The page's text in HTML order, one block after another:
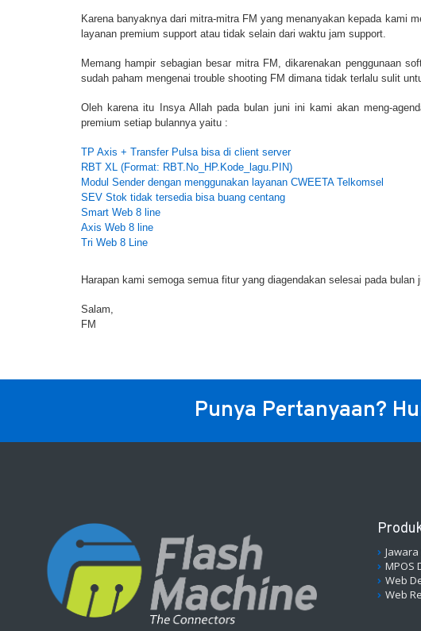
Karena banyaknya dari mitra-mitra FM yang menanyakan kepada kami
layanan premium support atau tidak selain dari waktu jam support.
Memang hampir sebagian besar mitra FM, dikarenakan penggunaan
sudah paham mengenai trouble shooting FM dimana tidak terlalu sulit
Oleh karena itu Insya Allah pada bulan juni ini kami akan meng-
premium setiap bulannya yaitu :
TP Axis + Transfer Pulsa bisa di client server
RBT XL (Format: RBT.No_HP.Kode_lagu.PIN)
Modul Sender dengan menggunakan layanan CWEETA Telkomsel
SEV Stok tidak tersedia bisa buang centang
Smart Web 8 line
Axis Web 8 line
Tri Web 8 Line
Harapan kami semoga semua fitur yang diagendakan selesai pada bulan
Salam,
FM
Punya Pertanyaan?
MPOS
Web
Web